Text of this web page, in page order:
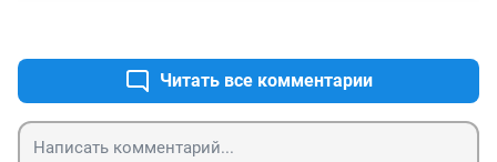
Читать все комментарии